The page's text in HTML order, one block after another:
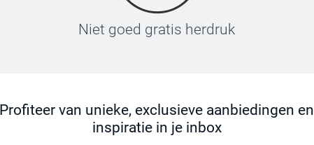
Niet goed gratis herdruk
Profiteer van unieke, exclusieve aanbiedingen en
inspiratie in je inbox